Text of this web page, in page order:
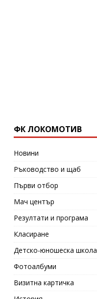
ФК ЛОКОМОТИВ
Новини
Ръководство и щаб
Първи отбор
Мач център
Резултати и програма
Класиране
Детско-юношеска школа
Фотоалбуми
Визитна картичка